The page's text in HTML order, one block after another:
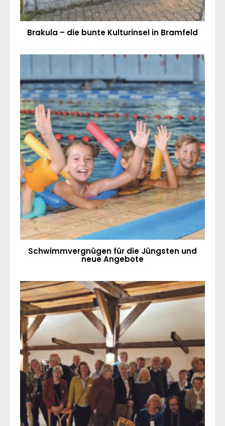
Brakula – die bunte Kulturinsel in Bramfeld
Schwimmvergnügen für die Jüngsten und
neue Angebote